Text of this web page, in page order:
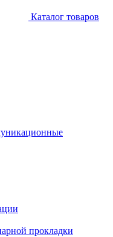
Каталог товаров
прокладки